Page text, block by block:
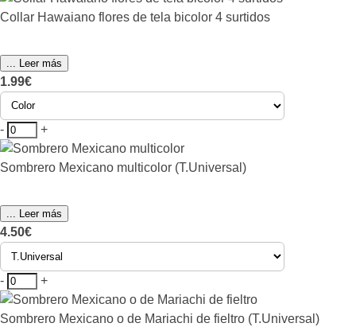
Collar Hawaiano flores de tela bicolor 4 surtidos
... Leer más
1.99€
- +
Sombrero Mexicano multicolor (T.Universal)
... Leer más
4.50€
- +
Sombrero Mexicano o de Mariachi de fieltro (T.Universal)